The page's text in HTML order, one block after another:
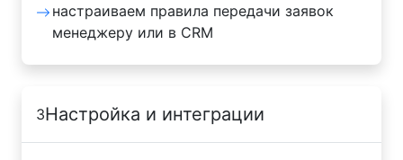
настраиваем правила передачи заявок
менеджеру или в CRM
3Настройка и интеграции